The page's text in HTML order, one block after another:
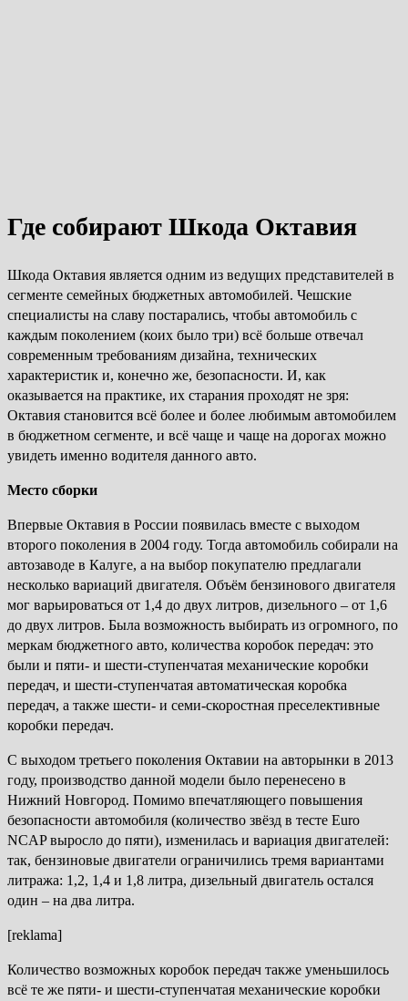
Где собирают Шкода Октавия
Шкода Октавия является одним из ведущих представителей в
сегменте семейных бюджетных автомобилей. Чешские
специалисты на славу постарались, чтобы автомобиль с
каждым поколением (коих было три) всё больше отвечал
современным требованиям дизайна, технических
характеристик и, конечно же, безопасности. И, как
оказывается на практике, их старания проходят не зря:
Октавия становится всё более и более любимым автомобилем
в бюджетном сегменте, и всё чаще и чаще на дорогах можно
увидеть именно водителя данного авто.
Место сборки
Впервые Октавия в России появилась вместе с выходом
второго поколения в 2004 году. Тогда автомобиль собирали на
автозаводе в Калуге, а на выбор покупателю предлагали
несколько вариаций двигателя. Объём бензинового двигателя
мог варьироваться от 1,4 до двух литров, дизельного – от 1,6
до двух литров. Была возможность выбирать из огромного, по
меркам бюджетного авто, количества коробок передач: это
были и пяти- и шести-ступенчатая механические коробки
передач, и шести-ступенчатая автоматическая коробка
передач, а также шести- и семи-скоростная преселективные
коробки передач.
С выходом третьего поколения Октавии на авторынки в 2013
году, производство данной модели было перенесено в
Нижний Новгород. Помимо впечатляющего повышения
безопасности автомобиля (количество звёзд в тесте Euro
NCAP выросло до пяти), изменилась и вариация двигателей:
так, бензиновые двигатели ограничились тремя вариантами
литража: 1,2, 1,4 и 1,8 литра, дизельный двигатель остался
один – на два литра.
[reklama]
Количество возможных коробок передач также уменьшилось
всё те же пяти- и шести-ступенчатая механические коробки